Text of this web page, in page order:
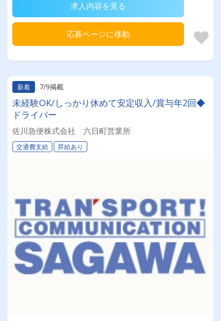
求人内容を見る
応募ページに移動
新着 7/9掲載
未経験OK/しっかり休めて安定収入/賞与年2回◆
ドライバー
佐川急便株式会社 六日町営業所
交通費支給 昇給あり